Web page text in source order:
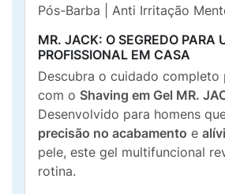
Pós-Barba | Anti Irritação
MR. JACK: O SEGREDO PARA
PROFISSIONAL EM CASA
Descubra o cuidado completo
com o Shaving em Gel MR.
Desenvolvido para homens
precisão no acabamento e
pele, este gel multifuncional
rotina.